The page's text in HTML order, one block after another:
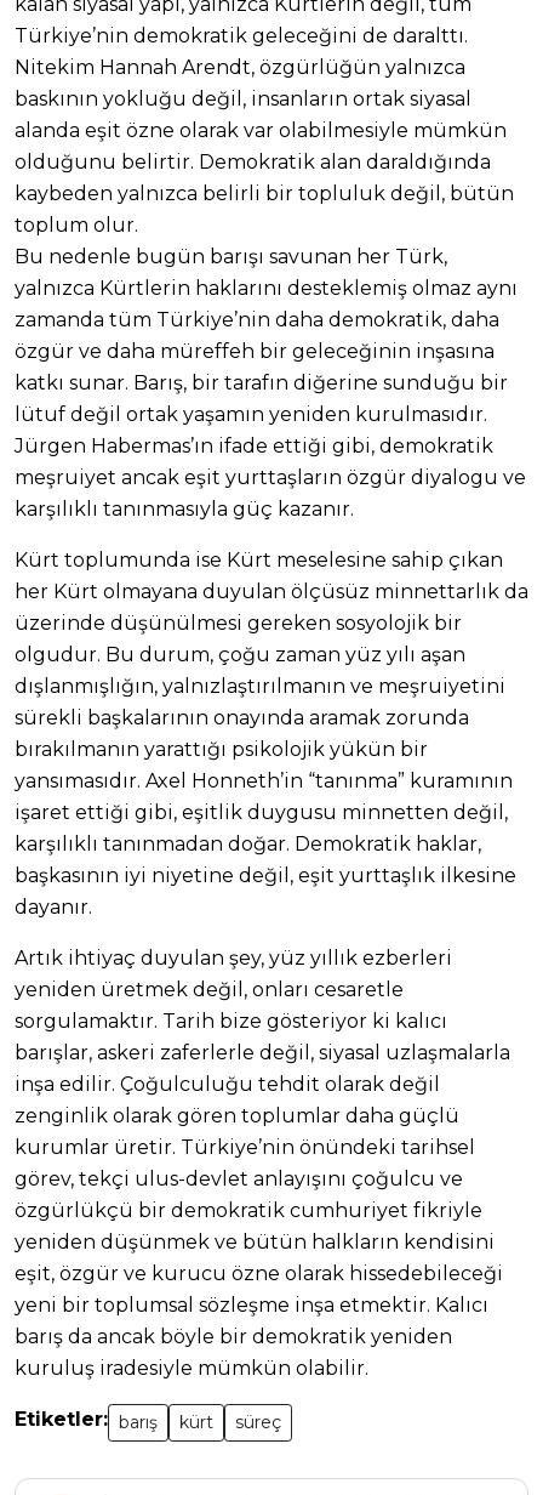
Türkiye’nin demokratik geleceğini de daralttı.
Nitekim Hannah Arendt, özgürlüğün yalnızca
baskının yokluğu değil, insanların ortak siyasal
alanda eşit özne olarak var olabilmesiyle mümkün
olduğunu belirtir. Demokratik alan daraldığında
kaybeden yalnızca belirli bir topluluk değil, bütün
toplum olur.
Bu nedenle bugün barışı savunan her Türk,
yalnızca Kürtlerin haklarını desteklemiş olmaz aynı
zamanda tüm Türkiye’nin daha demokratik, daha
özgür ve daha müreffeh bir geleceğinin inşasına
katkı sunar. Barış, bir tarafın diğerine sunduğu bir
lütuf değil ortak yaşamın yeniden kurulmasıdır.
Jürgen Habermas’ın ifade ettiği gibi, demokratik
meşruiyet ancak eşit yurttaşların özgür diyalogu ve
karşılıklı tanınmasıyla güç kazanır.
Kürt toplumunda ise Kürt meselesine sahip çıkan
her Kürt olmayana duyulan ölçüsüz minnettarlık da
üzerinde düşünülmesi gereken sosyolojik bir
olgudur. Bu durum, çoğu zaman yüz yılı aşan
dışlanmışlığın, yalnızlaştırılmanın ve meşruiyetini
sürekli başkalarının onayında aramak zorunda
bırakılmanın yarattığı psikolojik yükün bir
yansımasıdır. Axel Honneth’in “tanınma” kuramının
işaret ettiği gibi, eşitlik duygusu minnetten değil,
karşılıklı tanınmadan doğar. Demokratik haklar,
başkasının iyi niyetine değil, eşit yurttaşlık ilkesine
dayanır.
Artık ihtiyaç duyulan şey, yüz yıllık ezberleri
yeniden üretmek değil, onları cesaretle
sorgulamaktır. Tarih bize gösteriyor ki kalıcı
barışlar, askeri zaferlerle değil, siyasal uzlaşmalarla
inşa edilir. Çoğulculuğu tehdit olarak değil
zenginlik olarak gören toplumlar daha güçlü
kurumlar üretir. Türkiye’nin önündeki tarihsel
görev, tekçi ulus-devlet anlayışını çoğulcu ve
özgürlükçü bir demokratik cumhuriyet fikriyle
yeniden düşünmek ve bütün halkların kendisini
eşit, özgür ve kurucu özne olarak hissedebileceği
yeni bir toplumsal sözleşme inşa etmektir. Kalıcı
barış da ancak böyle bir demokratik yeniden
kuruluş iradesiyle mümkün olabilir.
Etiketler: barış kürt süreç